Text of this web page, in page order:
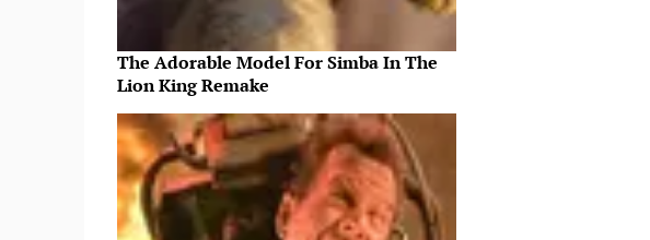
The Adorable Model For Simba In The
Lion King Remake